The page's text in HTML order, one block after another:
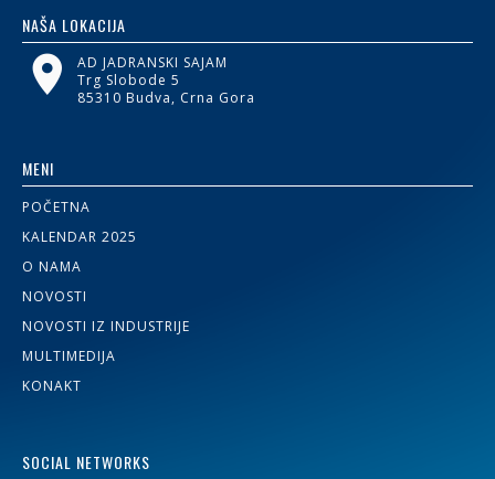
NAŠA LOKACIJA
AD JADRANSKI SAJAM
Trg Slobode 5
85310 Budva, Crna Gora
MENI
POČETNA
KALENDAR 2025
O NAMA
NOVOSTI
NOVOSTI IZ INDUSTRIJE
MULTIMEDIJA
KONAKT
SOCIAL NETWORKS